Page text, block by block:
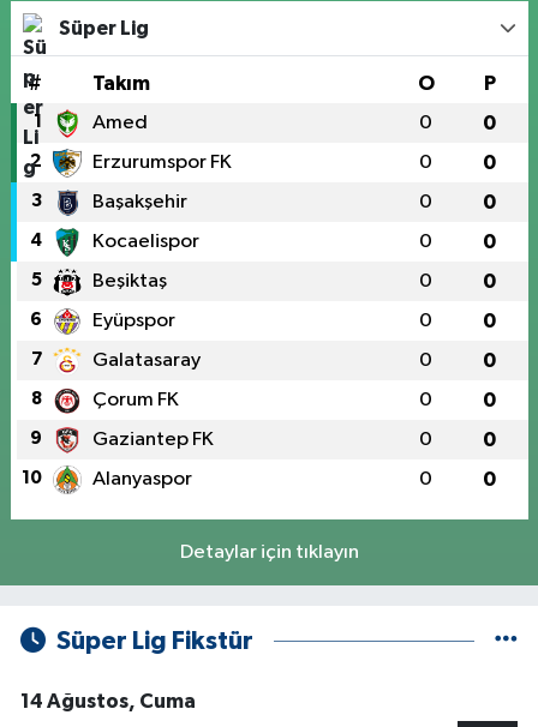
Süper Lig
# Takım O P
1 Amed 0 0
2 Erzurumspor FK 0 0
3 Başakşehir 0 0
4 Kocaelispor 0 0
5 Beşiktaş 0 0
6 Eyüpspor 0 0
7 Galatasaray 0 0
8 Çorum FK 0 0
9 Gaziantep FK 0 0
10 Alanyaspor 0 0
Detaylar için tıklayın
Süper Lig Fikstür
14 Ağustos, Cuma